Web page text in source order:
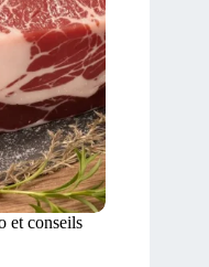
et conseils